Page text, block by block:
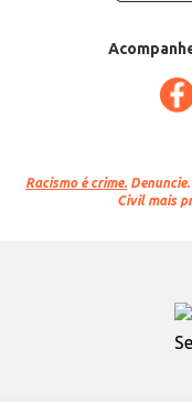
Racismo é crime.
Civil mais